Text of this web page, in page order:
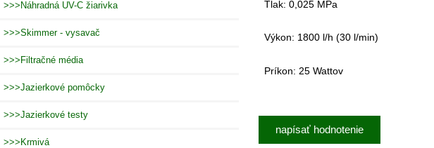
>>>Náhradná UV-C žiarivka
>>>Skimmer - vysavač
>>>Filtračné média
>>>Jazierkové pomôcky
>>>Jazierkové testy
>>>Krmivá
Tlak: 0,025 MPa
Výkon: 1800 l/h (30 l/min)
Príkon: 25 Wattov
napísať hodnotenie